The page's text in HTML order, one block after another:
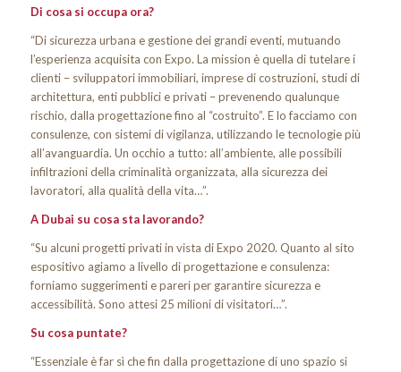
Di cosa si occupa ora?
“Di sicurezza urbana e gestione dei grandi eventi, mutuando
l’esperienza acquisita con Expo. La mission è quella di tutelare i
clienti – sviluppatori immobiliari, imprese di costruzioni, studi di
architettura, enti pubblici e privati – prevenendo qualunque
rischio, dalla progettazione fino al “costruito”. E lo facciamo con
consulenze, con sistemi di vigilanza, utilizzando le tecnologie più
all’avanguardia. Un occhio a tutto: all’ambiente, alle possibili
infiltrazioni della criminalità organizzata, alla sicurezza dei
lavoratori, alla qualità della vita…”.
A Dubai su cosa sta lavorando?
“Su alcuni progetti privati in vista di Expo 2020. Quanto al sito
espositivo agiamo a livello di progettazione e consulenza:
forniamo suggerimenti e pareri per garantire sicurezza e
accessibilità. Sono attesi 25 milioni di visitatori…”.
Su cosa puntate?
“Essenziale è far sì che fin dalla progettazione di uno spazio si